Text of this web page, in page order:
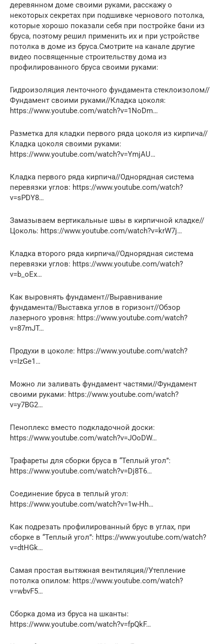
деревянном доме своими руками, расскажу о
некоторых секретах при подшивке чернового потолка,
которые хорошо показали себя при постройке бани из
бруса, поэтому решил применить их и при устройстве
потолка в доме из бруса.Смотрите на канале другие
видео посвященные строительству дома из
профилированного бруса своими руками:
Гидроизоляция ленточного фундамента стеклоизолом//
Фундамент своими руками//Кладка цоколя:
https://www.youtube.com/watch?v=1NoDm…
Разметка для кладки первого ряда цоколя из кирпича//
Кладка цоколя своими руками:
https://www.youtube.com/watch?v=YmjAU…
Кладка первого ряда кирпича//Однорядная система
перевязки углов: https://www.youtube.com/watch?
v=sPDY8…
Замазываем вертикальные швы в кирпичной кладке//
Цоколь: https://www.youtube.com/watch?v=krW7j…
Кладка второго ряда кирпича//Однорядная система
перевязки углов: https://www.youtube.com/watch?
v=b_oEx…
Как выровнять фундамент//Выравнивание
фундамента//Выставка углов в горизонт//Обзор
лазерного уровня: https://www.youtube.com/watch?
v=87mJT…
Продухи в цоколе: https://www.youtube.com/watch?
v=IzGe1…
Можно ли заливать фундамент частями//Фундамент
своими руками: https://www.youtube.com/watch?
v=y7BG2…
Пеноплекс вместо подкладочной доски:
https://www.youtube.com/watch?v=JOoDW…
Трафареты для сборки бруса в “Теплый угол”:
https://www.youtube.com/watch?v=Dj8T6…
Соединение бруса в теплый угол:
https://www.youtube.com/watch?v=1w-Hh…
Как подрезать профилированный брус в углах, при
сборке в “Теплый угол”: https://www.youtube.com/watch?
v=dtHGk…
Самая простая вытяжная вентиляция//Утепление
потолка опилом: https://www.youtube.com/watch?
v=wbvF5…
Сборка дома из бруса на шканты:
https://www.youtube.com/watch?v=fpQkF…